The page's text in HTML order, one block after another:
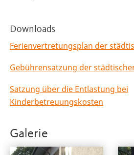
Downloads
Ferienvertretungsplan der
Gebührensatzung der
Satzung über die Entlastung bei
Kinderbetreuungskosten
Galerie